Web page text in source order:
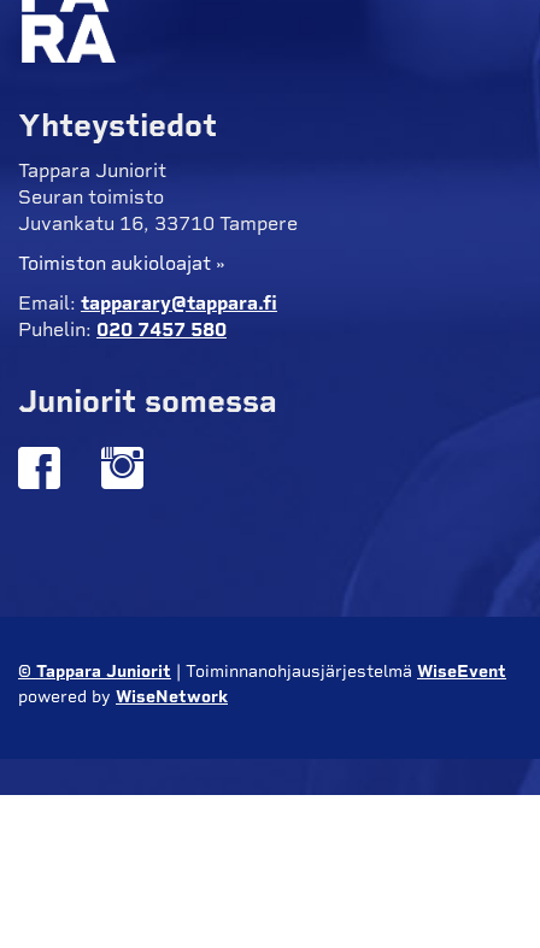
Yhteystiedot
Tappara Juniorit
Seuran toimisto
Juvankatu 16, 33710 Tampere
Toimiston aukioloajat »
Email: tapparary@tappara.fi
Puhelin: 020 7457 580
Juniorit somessa
© Tappara Juniorit | Toiminnanohjausjärjestelmä WiseEvent
powered by WiseNetwork